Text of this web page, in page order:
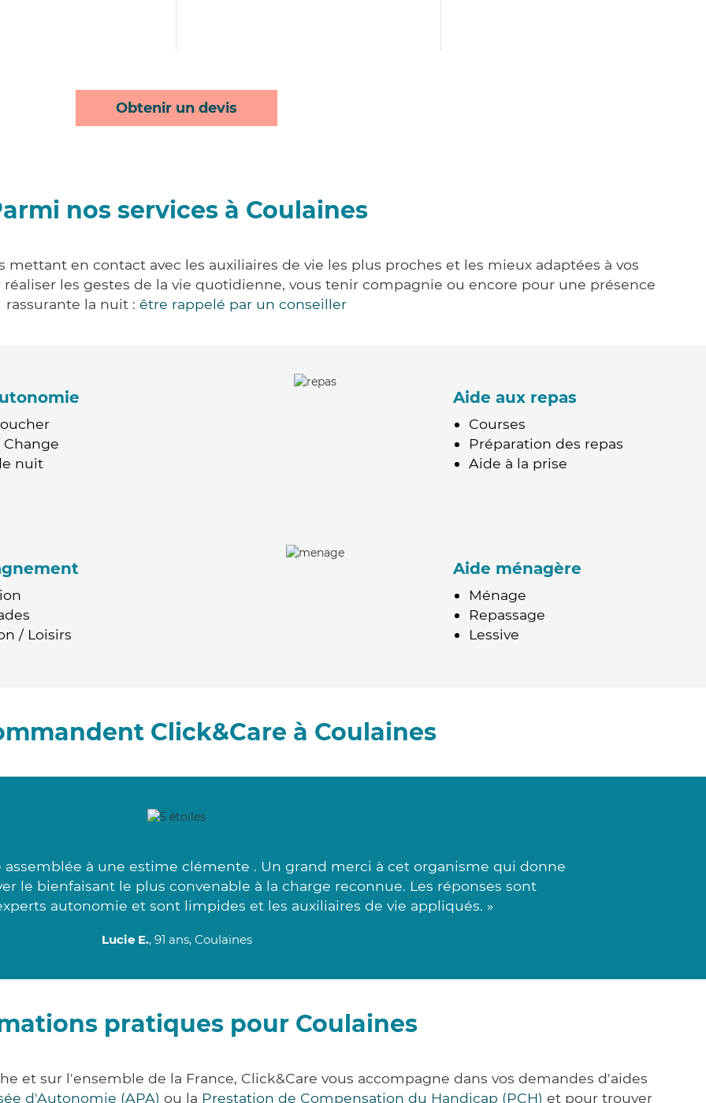
Obtenir un devis
nos services à Coulaines
mettant en contact avec les auxiliaires de vie les plus proches et les mieux adaptées à vos
les gestes de la vie quotidienne, vous tenir compagnie ou encore pour une présence
rassurante la nuit : être rappelé par un conseiller
nuit
Aide aux repas
Courses
Préparation des repas
Aide à la prise
/ Loisirs
Aide ménagère
Ménage
Repassage
Lessive
Click&Care à Coulaines
assemblée à une estime clémente . Un grand merci à cet organisme qui donne
le bienfaisant le plus convenable à la charge reconnue. Les réponses sont
autonomie et sont limpides et les auxiliaires de vie appliqués. »
Lucie E., 91 ans, Coulaines
pratiques pour Coulaines
et sur l'ensemble de la France, Click&Care vous accompagne dans vos demandes d'aides
d'Autonomie (APA) ou la Prestation de Compensation du Handicap (PCH) et pour trouver